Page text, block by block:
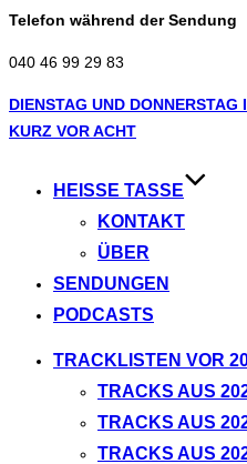
Telefon während der Sendung
040 46 99 29 83
Zum
Inhalt
DIENSTAG UND
KURZ VOR ACHT
HEISSE TASSE
KONTAKT
ÜBER
SENDUNGEN
PODCASTS
TRACKLISTEN VOR
TRACKS AUS
TRACKS AUS
TRACKS AUS